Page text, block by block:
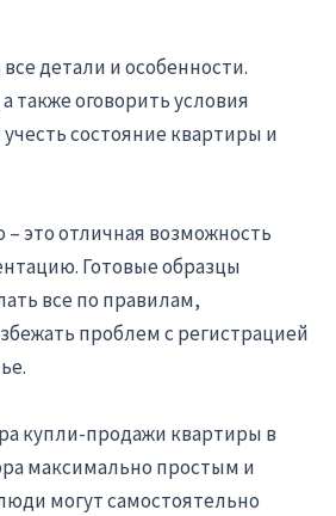
детали и особенности.
также оговорить условия
состояние квартиры и
это отличная возможность
Готовые образцы
все по правилам,
проблем с регистрацией
купли-продажи квартиры в
максимально простым и
могут самостоятельно